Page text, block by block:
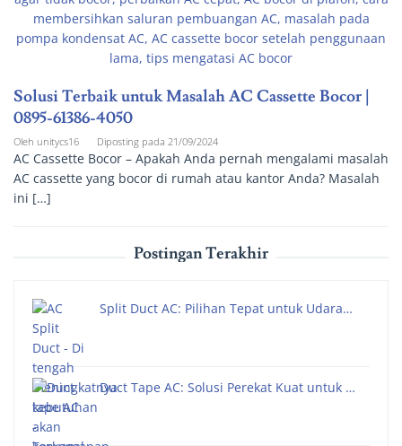
Solusi Terbaik untuk Masalah AC Cassette Bocor |
0895-61386-4050
Oleh unitycs16 Diposting pada 21/09/2024
AC Cassette Bocor – Apakah Anda pernah mengalami masalah
AC cassette yang bocor di rumah atau kantor Anda? Masalah
ini […]
Postingan Terakhir
Split Duct AC: Pilihan Tepat untuk Udara…
Duct Tape AC: Solusi Perekat Kuat untuk …